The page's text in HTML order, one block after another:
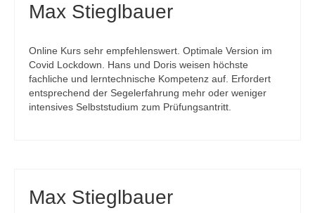
Max Stieglbauer
Online Kurs sehr empfehlenswert. Optimale Version im
Covid Lockdown. Hans und Doris weisen höchste
fachliche und lerntechnische Kompetenz auf. Erfordert
entsprechend der Segelerfahrung mehr oder weniger
intensives Selbststudium zum Prüfungsantritt.
Max Stieglbauer